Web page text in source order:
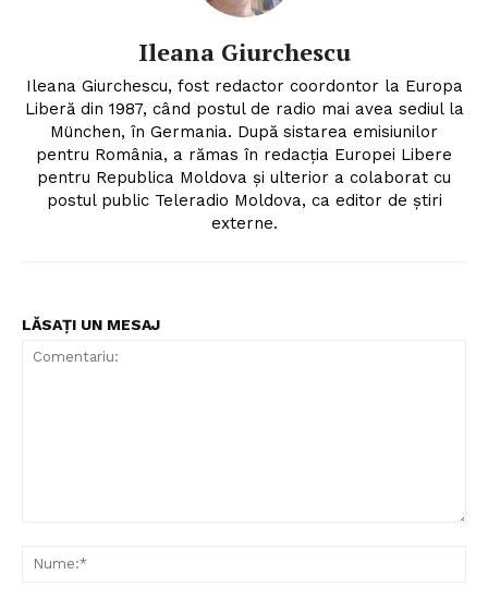
FREEDOM HOUSE ROMÂNIA
Ileana Giurchescu
Ileana Giurchescu, fost redactor coordontor la Europa
Liberă din 1987, când postul de radio mai avea sediul la
München, în Germania. După sistarea emisiunilor
pentru România, a rămas în redacția Europei Libere
pentru Republica Moldova și ulterior a colaborat cu
postul public Teleradio Moldova, ca editor de știri
externe.
LĂSAȚI UN MESAJ